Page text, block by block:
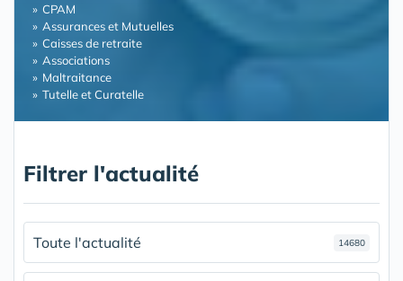
CPAM
Assurances et Mutuelles
Caisses de retraite
Associations
Maltraitance
Tutelle et Curatelle
Filtrer l'actualité
Toute l'actualité 14680